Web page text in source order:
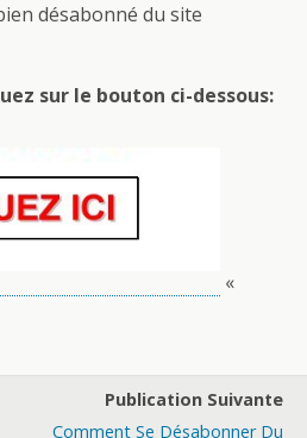
désabonné du site
sur le bouton ci-dessous:
«
Publication Suivante
Comment Se Désabonner Du